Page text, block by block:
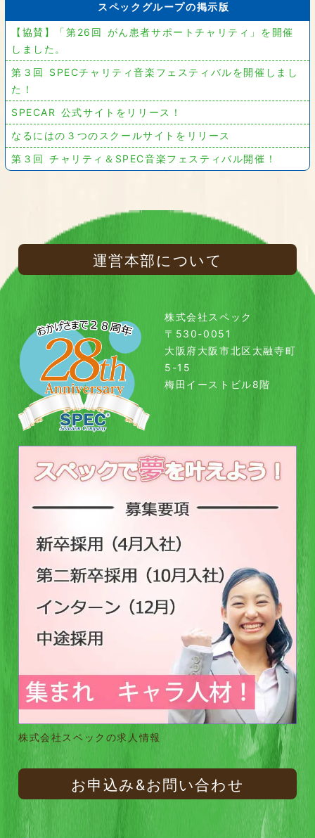
スペックグループの掲示版
【協賛】「第26回 がん患者サポートチャリティ」を開催
しました。
第３回 SPECチャリティ音楽フェスティバルを開催しまし
た！
SPECAR 公式サイトをリリース！
なるにはの３つのスクールサイトをリリース
第３回 チャリティ＆SPEC音楽フェスティバル開催！
運営本部について
株式会社スペック
〒530-0051
大阪府大阪市北区太融寺町
5-15
梅田イーストビル8階
株式会社スペックの求人情報
お申込み&お問い合わせ